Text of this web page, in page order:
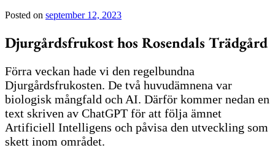
Posted on september 12, 2023
Djurgårdsfrukost hos Rosendals Trädgård
Förra veckan hade vi den regelbundna
Djurgårdsfrukosten. De två huvudämnena var
biologisk mångfald och AI. Därför kommer nedan en
text skriven av ChatGPT för att följa ämnet
Artificiell Intelligens och påvisa den utveckling som
skett inom området.